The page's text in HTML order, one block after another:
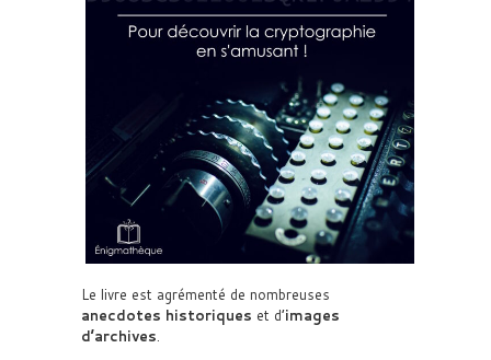
Le livre est agrémenté de nombreuses
anecdotes historiques et d’images
d’archives.